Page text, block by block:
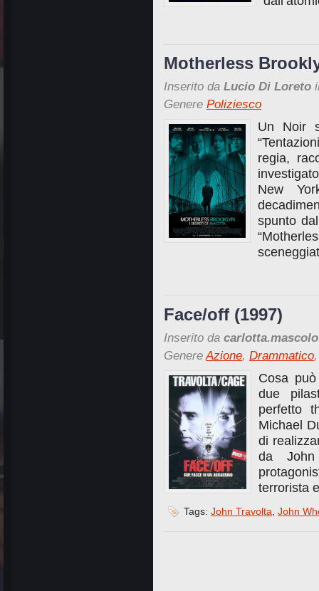
Motherless
Inserito da Lucio Di Loreto
Genere Poliziesco
Un Noir
regia,
New
spunto
Face/off (1997)
Inserito da carlotta.mascolo
GenereAzione, Drammatico
Cosa
due
perfetto
Michael
di
da
terrorista
Tags: John Travolta John